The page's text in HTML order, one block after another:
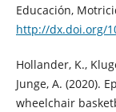
Educación,
http://dx.doi.org/
Hollander, K.,
Junge, A. (2020).
wheelchair